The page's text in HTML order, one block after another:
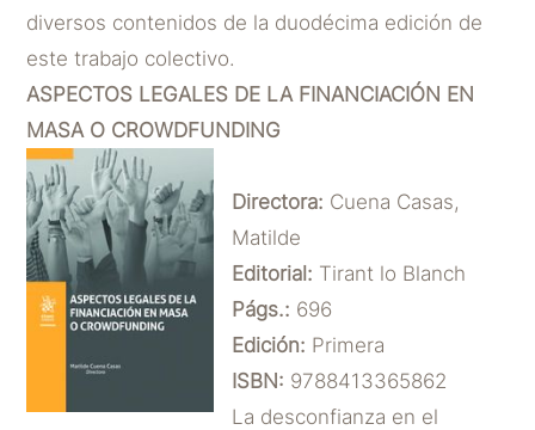
diversos contenidos de la duodécima edición de
este trabajo colectivo.
ASPECTOS LEGALES DE LA FINANCIACIÓN EN
MASA O CROWDFUNDING
Directora: Cuena Casas,
Matilde
Editorial: Tirant lo Blanch
Págs.: 696
Edición: Primera
ISBN: 9788413365862
La desconfianza en el